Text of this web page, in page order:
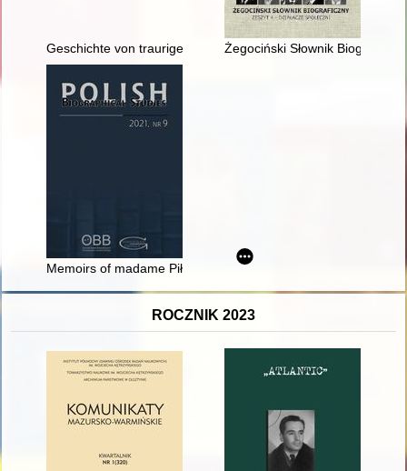
Geschichte von traurigen Orten Geschichte des
Żegociński Słownik
Memoirs of madame Piłsudski : considerations on how to use
ROCZNIK 2023